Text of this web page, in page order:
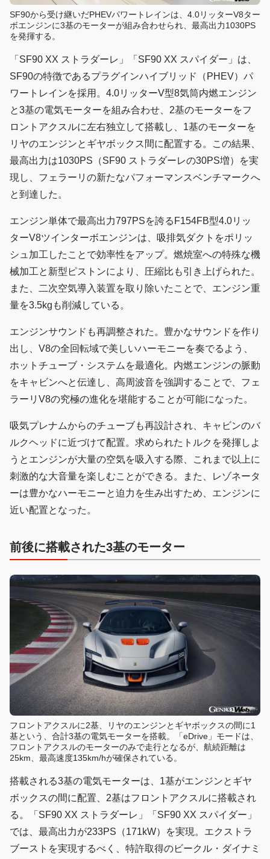
SF90から受け継いだPHEVパワートレインは、4.0リッターV8ター
ボエンジンに3基のモーターが組み合わせられ、最高出力1030PS
を発揮する。
「SF90 XX ストラダーレ」「SF90 XX スパイダー」は、
SF90の特徴であるプラグインハイブリッド（PHEV）パ
ワートレインを採用。4.0リッターV型8気筒内燃エンジン
と3基の電気モーターを組み合わせ、2基のモーターをフ
ロントアクスルに左右独立して搭載し、1基のモーターを
リヤのエンジンとギヤボックス間に配置する。この結果、
最高出力は1030PS（SF90 ストラダーレの30PS増）を実
現し、フェラーリの新たなパフォーマンスベンチマークへ
と到達した。
エンジン単体で最高出力797PSを誇るF154FB型4.0リッ
ターV8ツインターボエンジンは、吸排気ダクトをポリッ
シュ加工したことで効率性をアップ。燃焼室への特殊な機
械加工と新型ピストンにより、圧縮比も引き上げられた。
また、二次空気導入装置を取り除いたことで、エンジン重
量を3.5kgも削減している。
エンジンサウンドも再調整された。豊かなサウンドを作り
出し、V8の全回転域で美しいハーモニーを奏でるよう、
ホットチューブ・システムを最適化。内燃エンジンの脈動
をキャビンへと伝達し、高周波音を強調することで、フェ
ラーリV8の究極の進化を堪能することが可能になった。
吸気プレナムからのチューブも再設計され、キャビンのバ
ルクヘッドに近づけて配置。求められたトルクを発揮しよ
うとエンジンが大量の空気を吸入する際、これまで以上に
刺激的な大音量を楽しむことができる。また、レゾネータ
ーは豊かなハーモニーと迫力を生み出すため、エンジンに
近い配置となった。
前後に搭載された3基のモーター
フロントアクスルに2基、リヤのエンジンとギヤボックスの間に1
基という、合計3基の電気モーターを搭載。「eDrive」モードは、
フロントアクスルのモーターのみで走行となるが、航続距離は
25km、最高速度135km/hが確保されている。
搭載される3基の電気モーターは、1基がエンジンとギヤ
ボックスの間に配置、2基はフロントアクスルに搭載され
る。「SF90 XX ストラダーレ」「SF90 XX スパイダー」
では、最高出力が233PS（171kW）を実現。エクストラ
ブーストを実現するべく、特許取得のビークル・ダイナミ